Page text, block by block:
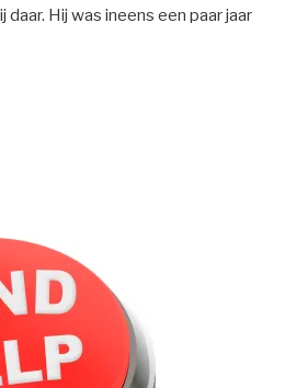
Hij was ineens een paar jaar